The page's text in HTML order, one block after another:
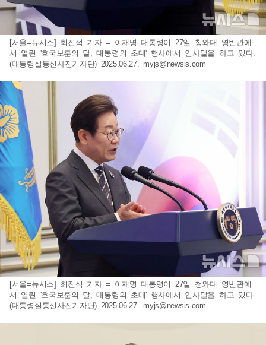
[서울=뉴시스] 최진석 기자 = 이재명 대통령이 27일 청와대 영빈관에
서 열린 '호국보훈의 달, 대통령의 초대' 행사에서 인사말을 하고 있다.
(대통령실통신사진기자단) 2025.06.27. myjs@newsis.com
[서울=뉴시스] 최진석 기자 = 이재명 대통령이 27일 청와대 영빈관에
서 열린 '호국보훈의 달, 대통령의 초대' 행사에서 인사말을 하고 있다.
(대통령실통신사진기자단) 2025.06.27. myjs@newsis.com